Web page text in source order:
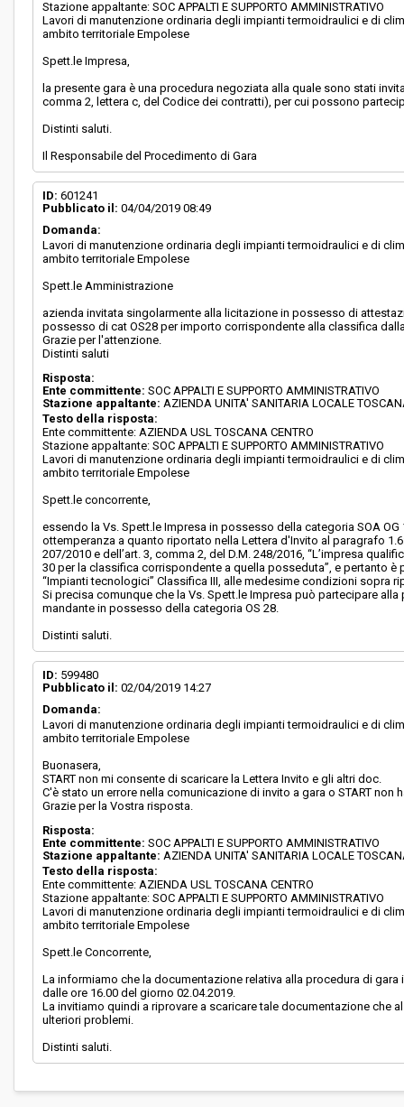
Stazione appaltante: SOC APPALTI E SUPPORTO AMMINISTRATIVO
Lavori di manutenzione ordinaria degli impianti termoidraulici e di
ambito territoriale Empolese
Spett.le Impresa,
la presente gara è una procedura negoziata alla quale sono stati
comma 2, lettera c, del Codice dei contratti), per cui possono
Distinti saluti.
Il Responsabile del Procedimento di Gara
ID: 601241
Pubblicato il: 04/04/2019 08:49
Domanda:
Lavori di manutenzione ordinaria degli impianti termoidraulici e di
ambito territoriale Empolese
Spett.le Amministrazione
azienda invitata singolarmente alla licitazione in possesso di
possesso di cat OS28 per importo corrispondente alla classifica
Grazie per l'attenzione.
Distinti saluti
Risposta:
Ente committente: SOC APPALTI E SUPPORTO AMMINISTRATIVO
Stazione appaltante: AZIENDA UNITA' SANITARIA LOCALE
Testo della risposta:
Ente committente: AZIENDA USL TOSCANA CENTRO
Stazione appaltante: SOC APPALTI E SUPPORTO AMMINISTRATIVO
Lavori di manutenzione ordinaria degli impianti termoidraulici e di
ambito territoriale Empolese
Spett.le concorrente,
essendo la Vs. Spett.le Impresa in possesso della categoria SOA
ottemperanza a quanto riportato nella Lettera d'Invito al paragrafo
207/2010 e dell’art. 3, comma 2, del D.M. 248/2016, “L’impresa
30 per la classifica corrispondente a quella posseduta”, e pertanto
“Impianti tecnologici” Classifica III, alle medesime condizioni sopra
Si precisa comunque che la Vs. Spett.le Impresa può partecipare
mandante in possesso della categoria OS 28.
Distinti saluti.
ID: 599480
Pubblicato il: 02/04/2019 14:27
Domanda:
Lavori di manutenzione ordinaria degli impianti termoidraulici e di
ambito territoriale Empolese
Buonasera,
START non mi consente di scaricare la Lettera Invito e gli altri doc.
C'è stato un errore nella comunicazione di invito a gara o START
Grazie per la Vostra risposta.
Risposta:
Ente committente: SOC APPALTI E SUPPORTO AMMINISTRATIVO
Stazione appaltante: AZIENDA UNITA' SANITARIA LOCALE
Testo della risposta:
Ente committente: AZIENDA USL TOSCANA CENTRO
Stazione appaltante: SOC APPALTI E SUPPORTO AMMINISTRATIVO
Lavori di manutenzione ordinaria degli impianti termoidraulici e di
ambito territoriale Empolese
Spett.le Concorrente,
La informiamo che la documentazione relativa alla procedura di
dalle ore 16.00 del giorno 02.04.2019.
La invitiamo quindi a riprovare a scaricare tale documentazione
ulteriori problemi.
Distinti saluti.